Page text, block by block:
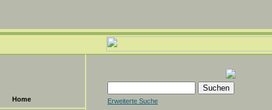
Home
Erweiterte Suche